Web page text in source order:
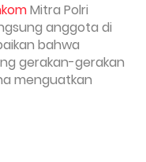
Mitra Polri
anggota di
bahwa
gerakan-gerakan
menguatkan